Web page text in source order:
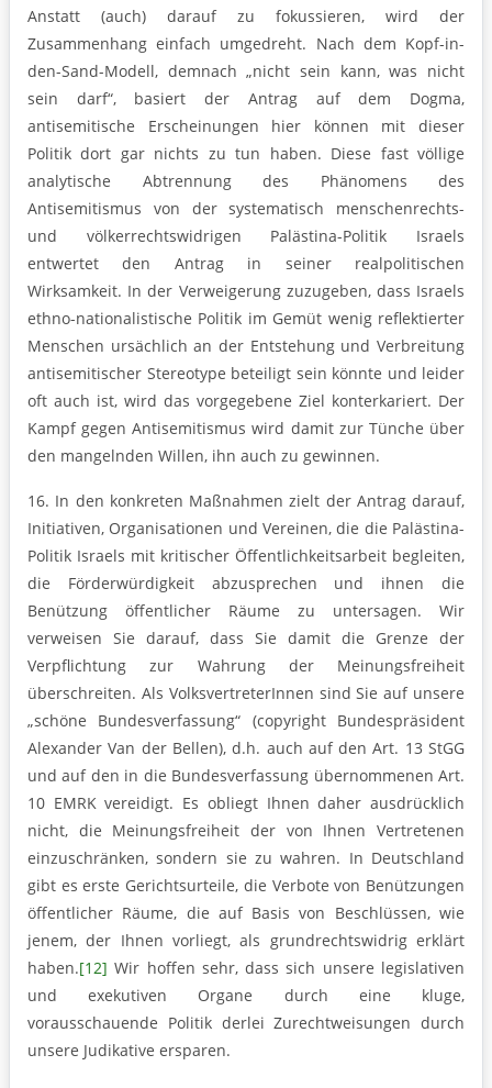
Anstatt (auch) darauf zu fokussieren, wird der
Zusammenhang einfach umgedreht. Nach dem Kopf-in-
den-Sand-Modell, demnach „nicht sein kann, was nicht
sein darf“, basiert der Antrag auf dem Dogma,
antisemitische Erscheinungen hier können mit dieser
Politik dort gar nichts zu tun haben. Diese fast völlige
analytische Abtrennung des Phänomens des
Antisemitismus von der systematisch menschenrechts-
und völkerrechtswidrigen Palästina-Politik Israels
entwertet den Antrag in seiner realpolitischen
Wirksamkeit. In der Verweigerung zuzugeben, dass Israels
ethno-nationalistische Politik im Gemüt wenig reflektierter
Menschen ursächlich an der Entstehung und Verbreitung
antisemitischer Stereotype beteiligt sein könnte und leider
oft auch ist, wird das vorgegebene Ziel konterkariert. Der
Kampf gegen Antisemitismus wird damit zur Tünche über
den mangelnden Willen, ihn auch zu gewinnen.
16. In den konkreten Maßnahmen zielt der Antrag darauf,
Initiativen, Organisationen und Vereinen, die die Palästina-
Politik Israels mit kritischer Öffentlichkeitsarbeit begleiten,
die Förderwürdigkeit abzusprechen und ihnen die
Benützung öffentlicher Räume zu untersagen. Wir
verweisen Sie darauf, dass Sie damit die Grenze der
Verpflichtung zur Wahrung der Meinungsfreiheit
überschreiten. Als VolksvertreterInnen sind Sie auf unsere
„schöne Bundesverfassung“ (copyright Bundespräsident
Alexander Van der Bellen), d.h. auch auf den Art. 13 StGG
und auf den in die Bundesverfassung übernommenen Art.
10 EMRK vereidigt. Es obliegt Ihnen daher ausdrücklich
nicht, die Meinungsfreiheit der von Ihnen Vertretenen
einzuschränken, sondern sie zu wahren. In Deutschland
gibt es erste Gerichtsurteile, die Verbote von Benützungen
öffentlicher Räume, die auf Basis von Beschlüssen, wie
jenem, der Ihnen vorliegt, als grundrechtswidrig erklärt
haben.[12] Wir hoffen sehr, dass sich unsere legislativen
und exekutiven Organe durch eine kluge,
vorausschauende Politik derlei Zurechtweisungen durch
unsere Judikative ersparen.